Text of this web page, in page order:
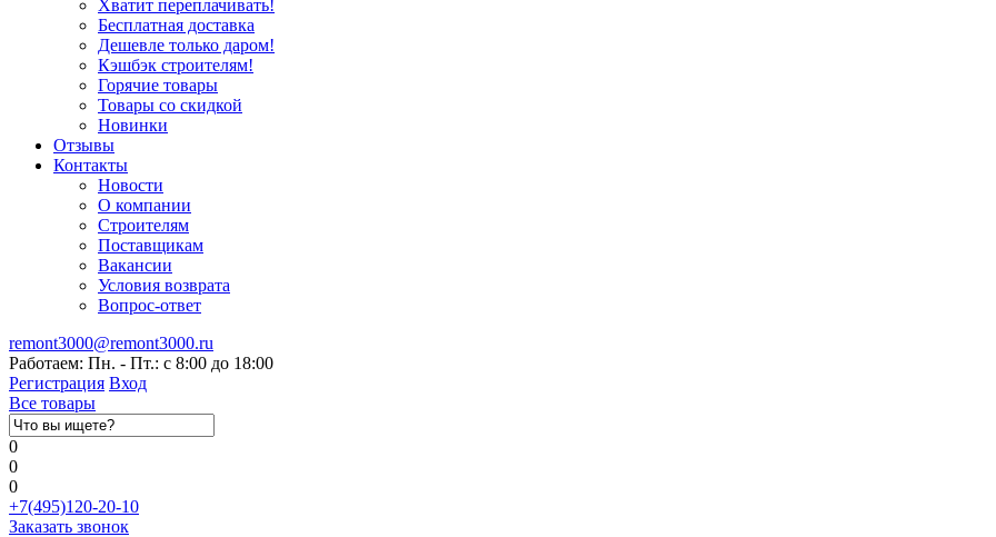
Хватит переплачивать!
Бесплатная доставка
Дешевле только даром!
Кэшбэк строителям!
Горячие товары
Товары со скидкой
Новинки
Отзывы
Контакты
Новости
О компании
Строителям
Поставщикам
Вакансии
Условия возврата
Вопрос-ответ
remont3000@remont3000.ru
Работаем: Пн. - Пт.: с 8:00 до 18:00
Регистрация Вход
Все товары
0
0
0
+7(495)120-20-10
Заказать звонок